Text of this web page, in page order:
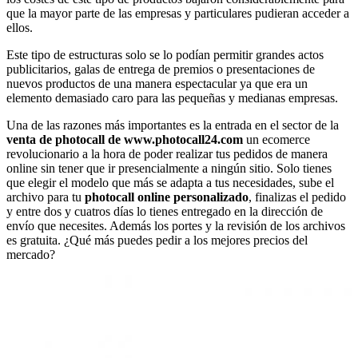
que la mayor parte de las empresas y particulares pudieran acceder a
ellos.
Este tipo de estructuras solo se lo podían permitir grandes actos
publicitarios, galas de entrega de premios o presentaciones de
nuevos productos de una manera espectacular ya que era un
elemento demasiado caro para las pequeñas y medianas empresas.
Una de las razones más importantes es la entrada en el sector de la
venta de photocall de www.photocall24.com un ecomerce
revolucionario a la hora de poder realizar tus pedidos de manera
online sin tener que ir presencialmente a ningún sitio. Solo tienes
que elegir el modelo que más se adapta a tus necesidades, sube el
archivo para tu photocall online personalizado, finalizas el pedido
y entre dos y cuatros días lo tienes entregado en la dirección de
envío que necesites. Además los portes y la revisión de los archivos
es gratuita. ¿Qué más puedes pedir a los mejores precios del
mercado?